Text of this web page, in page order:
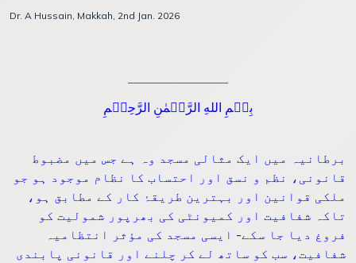
Dr. A Hussain, Makkah, 2nd Jan. 2026
بِسۡمِ اللهِ الرَّحۡمٰنِ الرَّحِيۡمِ
برطانیہ میں ایک مثالی مسجد وہ ہے جس میں مضبوط
قانونی، نظم و نسق اور احتساب کا نظام موجود ہو جو
ملکی قوانین اور بہترین طریقۂ کار کے مطابق ہو،
تاکہ شفافیت اور کمیونٹی کی بھرپور شمولیت کو
فروغ دیا جا سکے- ایسی مسجد کی مؤثر انتظامیہ
شفافیت، سب کو ساتھ لے کر چلنے اور قانونی پابندی